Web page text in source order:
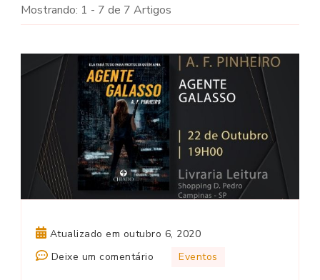
Mostrando: 1 - 7 de 7 Artigos
Atualizado em outubro 6, 2020
Deixe um comentário
Eventos